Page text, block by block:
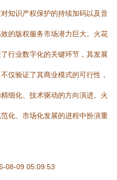
知识产权保护的持续加码以及音
的版权服务市场潜力巨大。火花
行业数字化的关键环节，其发展
仅验证了其商业模式的可行性，
细化、技术驱动的方向演进。火
化、市场化发展的进程中扮演重
08-09 05:09:53